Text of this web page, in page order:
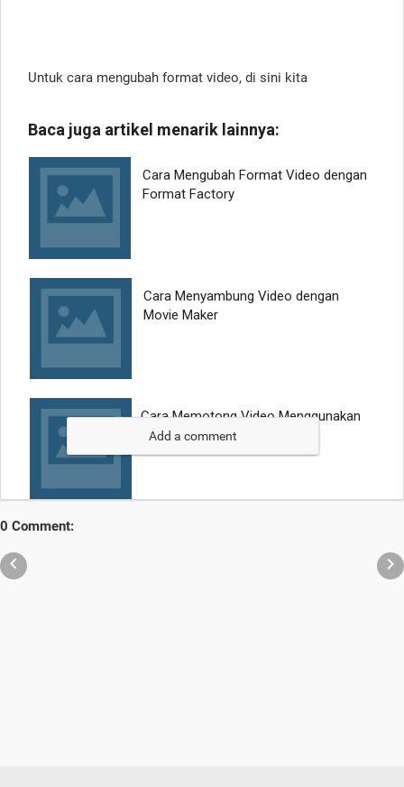
Untuk cara mengubah format video, di sini kita
Add a comment
0 Comment:
 